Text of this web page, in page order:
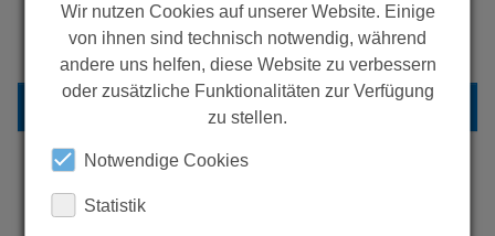
WOLLEN SIE MEHR
PRODUKTE SEHEN?
ZURÜCK ZUR ÜBERSICHT
ERFAHREN SIE MEHR ÜBER
Wir nutzen Cookies auf unserer Website. Einige
von ihnen sind technisch notwendig, während
andere uns helfen, diese Website zu verbessern
oder zusätzliche Funktionalitäten zur Verfügung
zu stellen.
Notwendige Cookies
Statistik